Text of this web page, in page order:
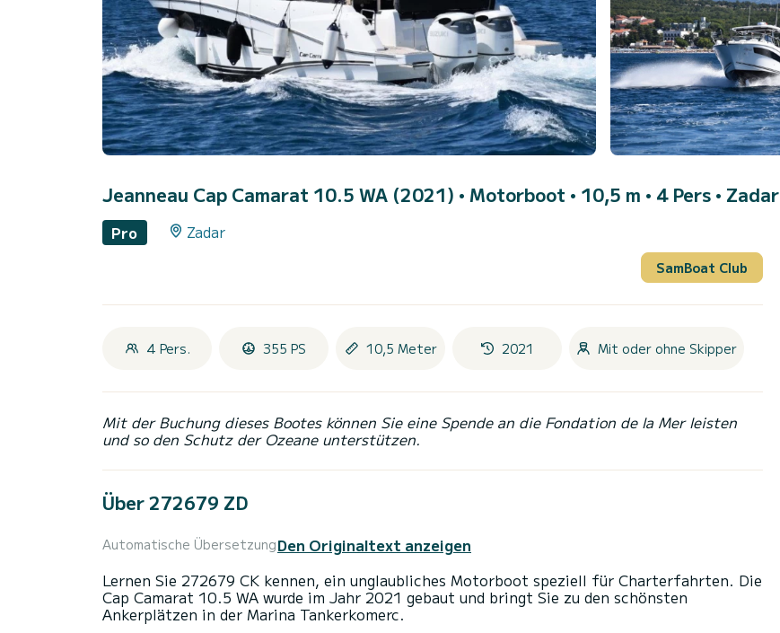
Jeanneau Cap Camarat 10.5 WA (2021) • Motorboot • 10,5 m • 4 Pers • Zadar
Pro Zadar
SamBoat Club
4 Pers. 355 PS 10,5 Meter 2021 Mit oder ohne Skipper
Mit der Buchung dieses Bootes können Sie eine Spende an die Fondation de la Mer leisten
und so den Schutz der Ozeane unterstützen.
Über 272679 ZD
Automatische ÜbersetzungDen Originaltext anzeigen
Lernen Sie 272679 CK kennen, ein unglaubliches Motorboot speziell für Charterfahrten. Die
Cap Camarat 10.5 WA wurde im Jahr 2021 gebaut und bringt Sie zu den schönsten
Ankerplätzen in der Marina Tankerkomerc.